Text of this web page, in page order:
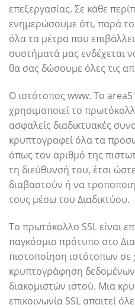
επεξεργασίας. Σε κάθε
ενημερώσουμε ότι, παρά
όλα τα μέτρα που
συστήματά μας ενδέχεται
θα σας δώσουμε όλες τις
Ο ιστότοπος www. Το
χρησιμοποιεί το
ασφαλείς διαδικτυακές
κρυπτογραφεί όλα τα
όπως τον αριθμό της
τη διεύθυνσή του, έτσι
διαβαστούν ή να
τους μέσω του Διαδικτύου.
Το πρωτόκολλο SSL είναι
παγκόσμιο πρότυπο στο
πιστοποίηση ιστότοπων σε
κρυπτογράφηση
διακομιστών ιστού. Μια
επικοινωνία SSL απαιτεί